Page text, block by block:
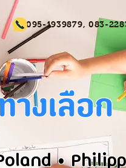
095-1939879, 083-
างเลือ
•